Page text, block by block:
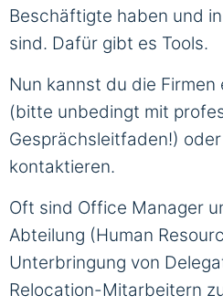
Beschäftigte haben und
sind. Dafür gibt es Tools.
Nun kannst du die
(bitte unbedingt mit
Gesprächsleitfaden!)
kontaktieren.
Oft sind Office Manager
Abteilung (Human
Unterbringung von
Relocation-Mitarbeitern